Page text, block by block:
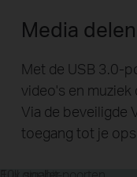
Media
Met de USB 3.0-
video's en
Via de beveiligde
toegang tot je